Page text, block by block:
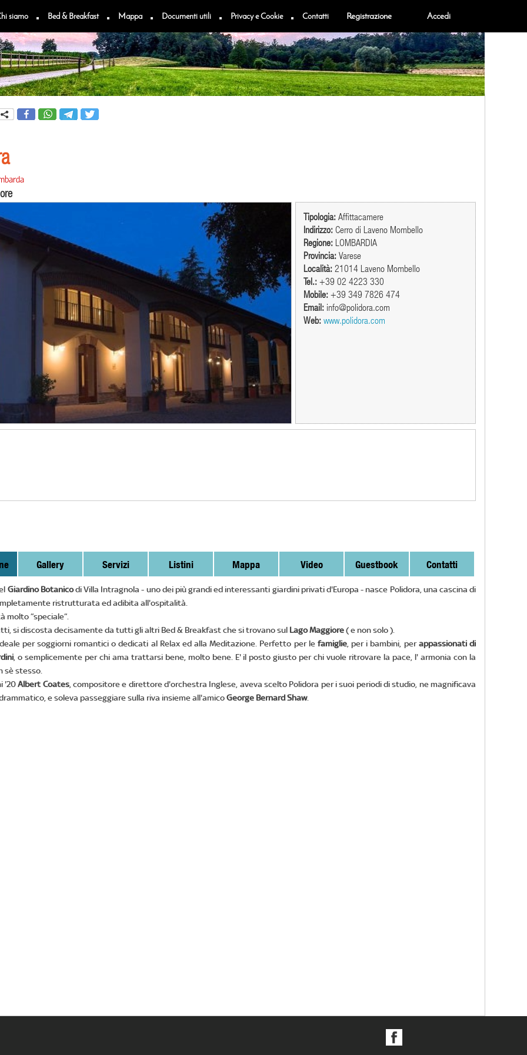
siamo Bed & Breakfast Mappa Documenti utili Privacy e Cookie Contatti Registrazione Accedi
Tipologia: Affittacamere
Indirizzo: Cerro di Laveno Mombello
Regione: LOMBARDIA
Provincia: Varese
Località: 21014 Laveno Mombello
Tel.: +39 02 4223 330
Mobile: +39 349 7826 474
Email: info@polidora.com
Web: www.polidora.com
Gallery Servizi Listini Mappa Video Guestbook Contatti
Giardino Botanicodi Villa Intragnola - uno dei più grandi ed interessanti giardini privati d'Europa - nasce Polidora, una cascina di
ristrutturata ed adibita all'ospitalità.
molto ”speciale”.
si discosta decisamente da tutti gli altri Bed & Breakfast che si trovano sul Lago Maggiore( e non solo ).
per soggiorni romantici o dedicati al Relax ed alla Meditazione. Perfetto per le famiglie, per i bambini, perappassionati di
, o semplicemente per chi ama trattarsi bene, molto bene. E' il posto giusto per chi vuole ritrovare la pace, l' armonia con la
sè stesso.
'20Albert Coates, compositore e direttore d'orchestra Inglese, aveva scelto Polidora per i suoi periodi di studio, ne magnificava
e soleva passeggiare sulla riva insieme all'amicoGeorge Bernard Shaw.